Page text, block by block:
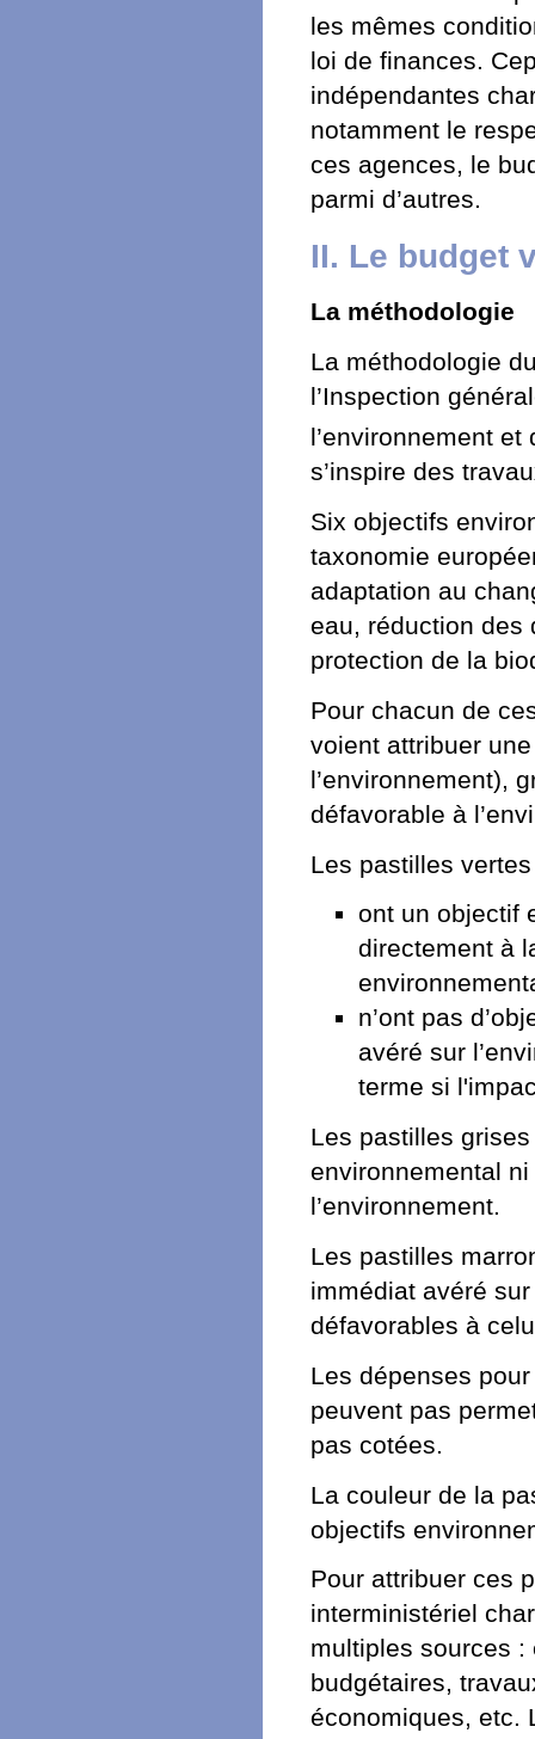
les mêmes
loi de finances.
indépendantes
notamment le
ces agences, le
parmi d’autres.
II. Le budget
La méthodologie
La méthodologie
l’Inspection
l’environnement
s’inspire des
Six objectifs
taxonomie
adaptation au
eau, réduction des
protection de la
Pour chacun de
voient attribuer
l’environnement),
défavorable à
Les pastilles
ont un objectif
directement à
n’ont pas
avéré sur
terme si
Les pastilles
environnemental
l’environnement.
Les pastilles
immédiat avéré
défavorables à
Les dépenses
peuvent pas
pas cotées.
La couleur de la
objectifs
Pour attribuer ces
interministériel
multiples sources
budgétaires,
économiques, etc.